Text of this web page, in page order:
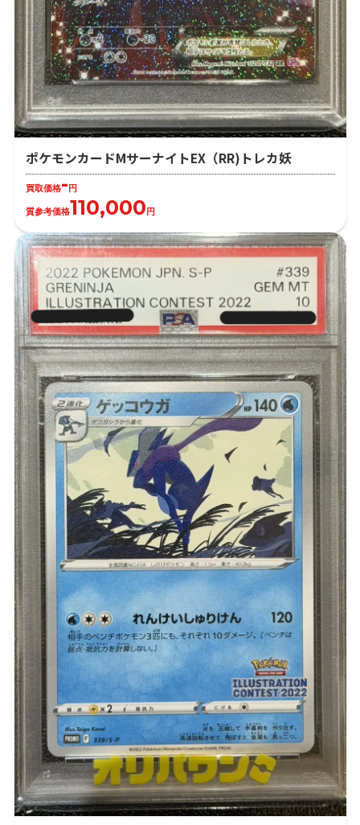
ポケモンカードMサーナイトEX（RR)トレカ妖
買取価格- 円
質参考価格110,000 円